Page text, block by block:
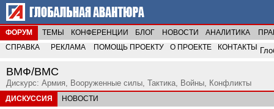
ФОРУМ ТЕМЫ КОНФЕРЕНЦИИ БЛОГ НОВОСТИ АНАЛИТИКА
СПРАВКА
РЕКЛАМА ПОМОЩЬ ПРОЕКТУ О ПРОЕКТЕ КОНТАКТЫ
ВМФ/ВМС
Дискурс: Армия, Вооруженные силы, Тактика, Войны, Конфликты
ДИСКУССИЯ НОВОСТИ